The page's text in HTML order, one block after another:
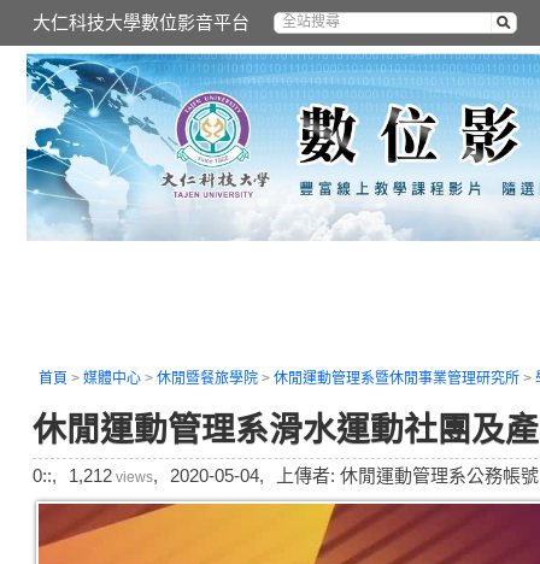
大仁科技大學數位影音平台
首頁 > 媒體中心 > 休閒暨餐旅學院 > 休閒運動管理系暨休閒事業管理研究所 >
休閒運動管理系滑水運動社團及
0::, 1,212 views, 2020-05-04, 上傳者: 休閒運動管理系公務帳